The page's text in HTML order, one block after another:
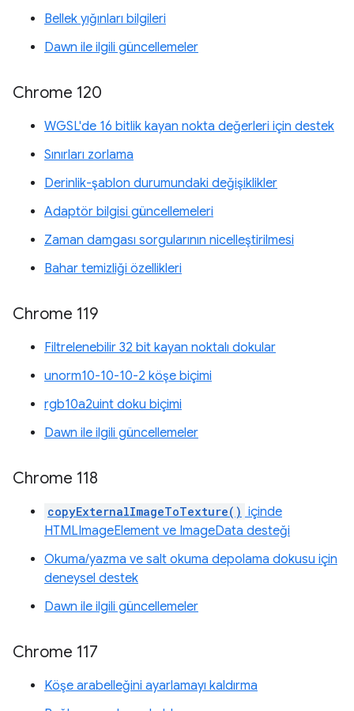
Bellek yığınları bilgileri
Dawn ile ilgili güncellemeler
Chrome 120
WGSL'de 16 bitlik kayan nokta değerleri için destek
Sınırları zorlama
Derinlik-şablon durumundaki değişiklikler
Adaptör bilgisi güncellemeleri
Zaman damgası sorgularının nicelleştirilmesi
Bahar temizliği özellikleri
Chrome 119
Filtrelenebilir 32 bit kayan noktalı dokular
unorm10-10-10-2 köşe biçimi
rgb10a2uint doku biçimi
Dawn ile ilgili güncellemeler
Chrome 118
copyExternalImageToTexture() içinde
HTMLImageElement ve ImageData desteği
Okuma/yazma ve salt okuma depolama dokusu için
deneysel destek
Dawn ile ilgili güncellemeler
Chrome 117
Köşe arabelleğini ayarlamayı kaldırma